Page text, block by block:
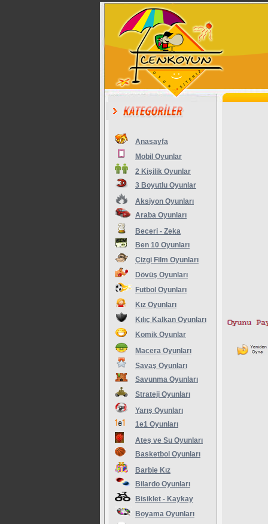
Anasayfa
Mobil Oyunlar
2 Kişilik Oyunlar
3 Boyutlu Oyunlar
Aksiyon Oyunları
Araba Oyunları
Beceri - Zeka
Ben 10 Oyunları
Çizgi Film Oyunları
Dövüş Oyunları
Futbol Oyunları
Kız Oyunları
Kılıç Kalkan Oyunları
Komik Oyunlar
Macera Oyunları
Savaş Oyunları
Savunma Oyunları
Strateji Oyunları
Yarış Oyunları
1e1 Oyunları
Ateş ve Su Oyunları
Basketbol Oyunları
Barbie Kız
Bilardo Oyunları
Bisiklet - Kaykay
Boyama Oyunları